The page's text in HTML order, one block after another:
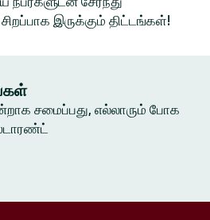
இருக்கும் திட்டங்கள்!
சமைப்பது, எல்லாரும் போக